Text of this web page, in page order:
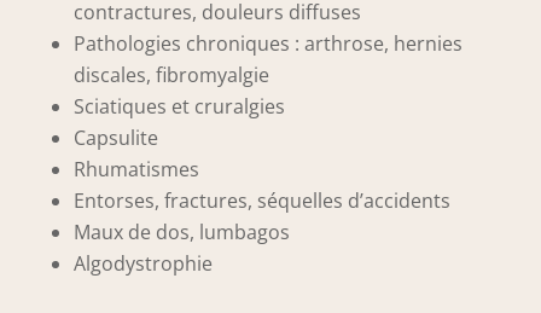
contractures, douleurs diffuses
Pathologies chroniques : arthrose, hernies
discales, fibromyalgie
Sciatiques et cruralgies
Capsulite
Rhumatismes
Entorses, fractures, séquelles d’accidents
Maux de dos, lumbagos
Algodystrophie